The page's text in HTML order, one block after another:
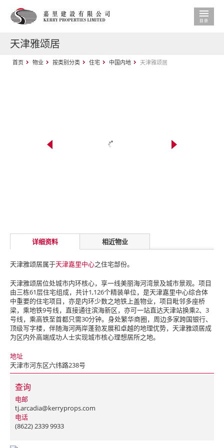
天津雅颂居
首页 物业 按类别分类 住宅 中国内地 天津雅颂居
详细资料 相近物业
天津雅颂居属于天津嘉里中心之住宅部份。
天津雅颂居位处城市内环核心，享一线美丽海河湾景及城市景观。项目
由三栋61层住宅组成，共计1,126个精装单位，是天津嘉里中心综合体
中重要的住宅项目，亦是内环少数之地铁上盖物业，项目毗邻多座桥
梁，乘地铁9号线，直接通往滨海新区，亦可一站直达天津站换乘2、3
号线，乘高铁至首都只需30分钟。身处繁华商圈，周边多家跨国银行、
顶级写字楼，伴随海河两岸蓬勃发展和卓越的地理优势，天津雅颂居成
为区内外高端成功人士实现城市核心理想居所之地。
地址
天津市河东区六纬路238号
查询
电邮
tj.arcadia@kerryprops.com
电话
(8622) 2339 9933